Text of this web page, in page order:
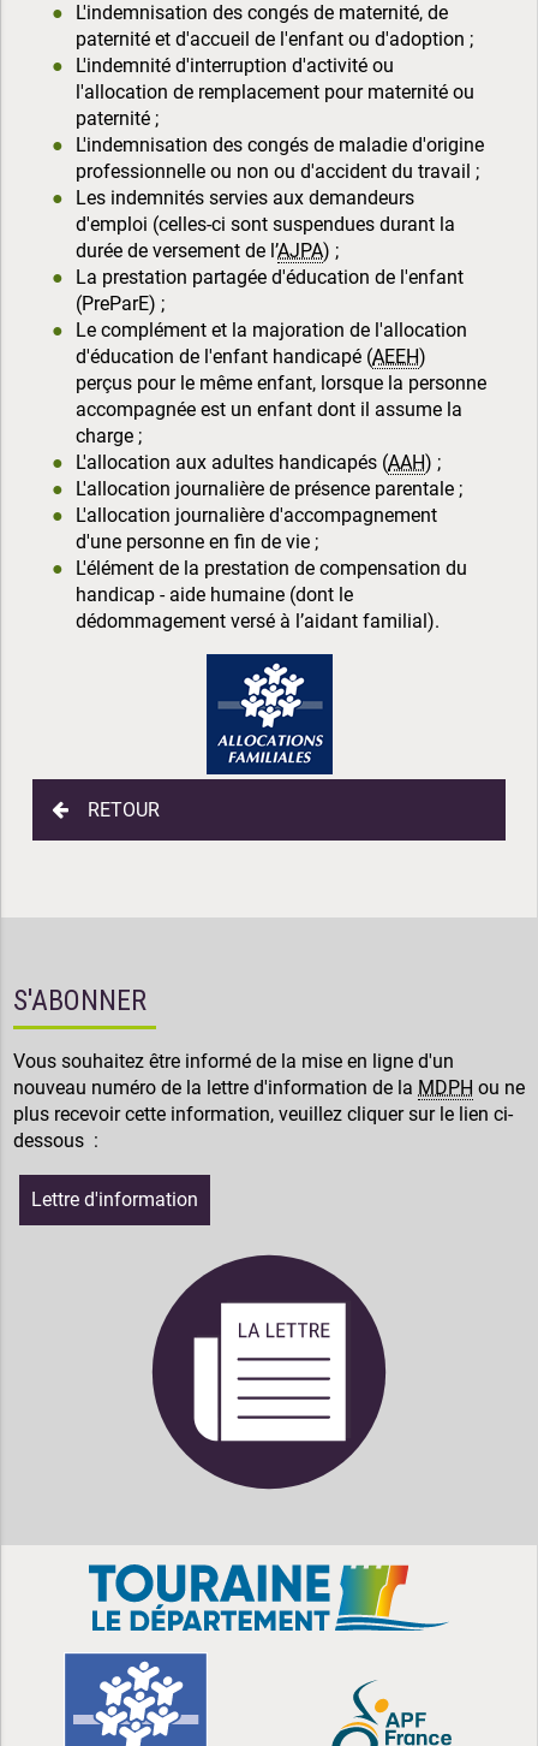
L'indemnisation des congés de maternité, de
paternité et d'accueil de l'enfant ou d'adoption ;
L'indemnité d'interruption d'activité ou
l'allocation de remplacement pour maternité ou
paternité ;
L'indemnisation des congés de maladie d'origine
professionnelle ou non ou d'accident du travail ;
Les indemnités servies aux demandeurs
d'emploi (celles-ci sont suspendues durant la
durée de versement de l’AJPA) ;
La prestation partagée d'éducation de l'enfant
(PreParE) ;
Le complément et la majoration de l'allocation
d'éducation de l'enfant handicapé (AEEH)
perçus pour le même enfant, lorsque la personne
accompagnée est un enfant dont il assume la
charge ;
L'allocation aux adultes handicapés (AAH) ;
L'allocation journalière de présence parentale ;
L'allocation journalière d'accompagnement
d'une personne en fin de vie ;
L'élément de la prestation de compensation du
handicap - aide humaine (dont le
dédommagement versé à l’aidant familial).
RETOUR
S'ABONNER
Vous souhaitez être informé de la mise en ligne d'un
nouveau numéro de la lettre d'information de la MDPH ou ne
plus recevoir cette information, veuillez cliquer sur le lien ci-
dessous :
Lettre d'information